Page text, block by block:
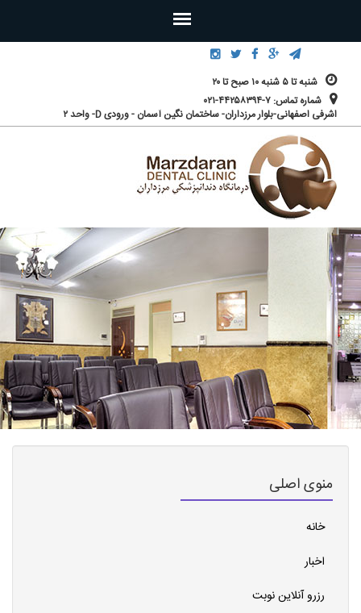
شنبه تا ۵ شنبه ۱۰ صبح تا ۲۰
شماره تماس: ۷-۴۴۲۵۸۳۹۴-۰۲۱
اشرفی اصفهانی-بلوار مرزداران- ساختمان نگین آسمان - ورودی D- واحد ۲
منوی اصلی
خانه
اخبار
رزرو آنلاین نوبت